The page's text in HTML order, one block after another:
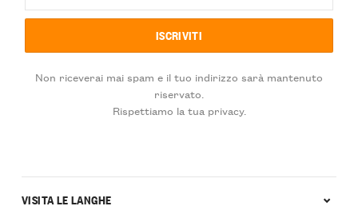
Non riceverai mai spam e il tuo indirizzo sarà mantenuto
riservato.
Rispettiamo la tua privacy.
VISITA LE LANGHE